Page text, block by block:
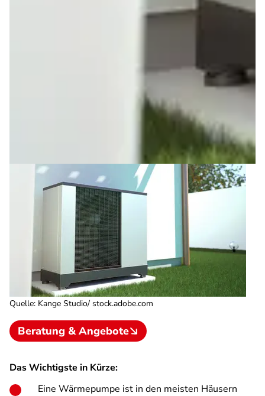
Quelle: Kange Studio/ stock.adobe.com
Beratung & Angebote
Das Wichtigste in Kürze:
Eine Wärmepumpe ist in den meisten Häusern